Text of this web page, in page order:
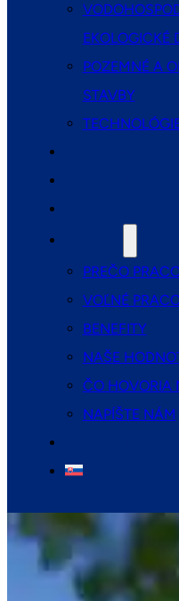
EKOLOGICKÉ
POZEMNÉ A
STAVBY
PREČO
VOĽNÉ
BENEFITY
NAŠE
ČO HOVORIA
NAPÍŠTE NÁM